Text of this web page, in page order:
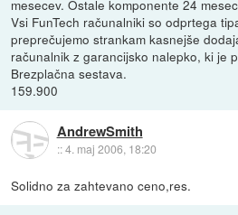
mesecev. Ostale komponente 24
Vsi FunTech računalniki so odprtega
preprečujemo strankam kasnejše
računalnik z garancijsko nalepko, ki je
Brezplačna sestava.
159.900
AndrewSmith
::4. maj 2006, 18:20
Solidno za zahtevano ceno,res.